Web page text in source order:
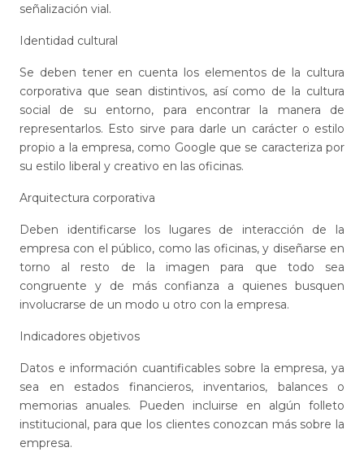
señalización vial.
Identidad cultural
Se deben tener en cuenta los elementos de la cultura
corporativa que sean distintivos, así como de la cultura
social de su entorno, para encontrar la manera de
representarlos. Esto sirve para darle un carácter o estilo
propio a la empresa, como Google que se caracteriza por
su estilo liberal y creativo en las oficinas.
Arquitectura corporativa
Deben identificarse los lugares de interacción de la
empresa con el público, como las oficinas, y diseñarse en
torno al resto de la imagen para que todo sea
congruente y de más confianza a quienes busquen
involucrarse de un modo u otro con la empresa.
Indicadores objetivos
Datos e información cuantificables sobre la empresa, ya
sea en estados financieros, inventarios, balances o
memorias anuales. Pueden incluirse en algún folleto
institucional, para que los clientes conozcan más sobre la
empresa.